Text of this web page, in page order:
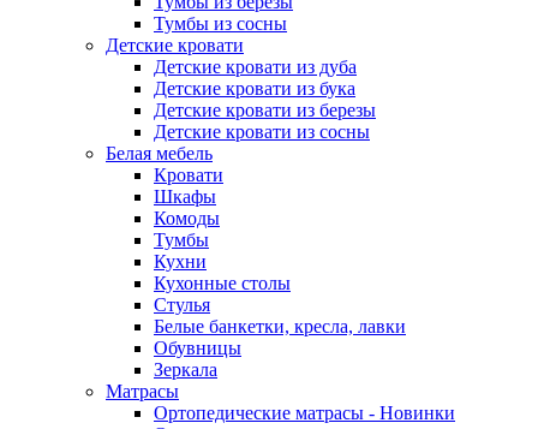
Тумбы из сосны
Детские кровати
Детские кровати из дуба
Детские кровати из бука
Детские кровати из березы
Детские кровати из сосны
Белая мебель
Кровати
Шкафы
Комоды
Тумбы
Кухни
Кухонные столы
Стулья
Белые банкетки, кресла, лавки
Обувницы
Зеркала
Матрасы
Ортопедические матрасы - Новинки